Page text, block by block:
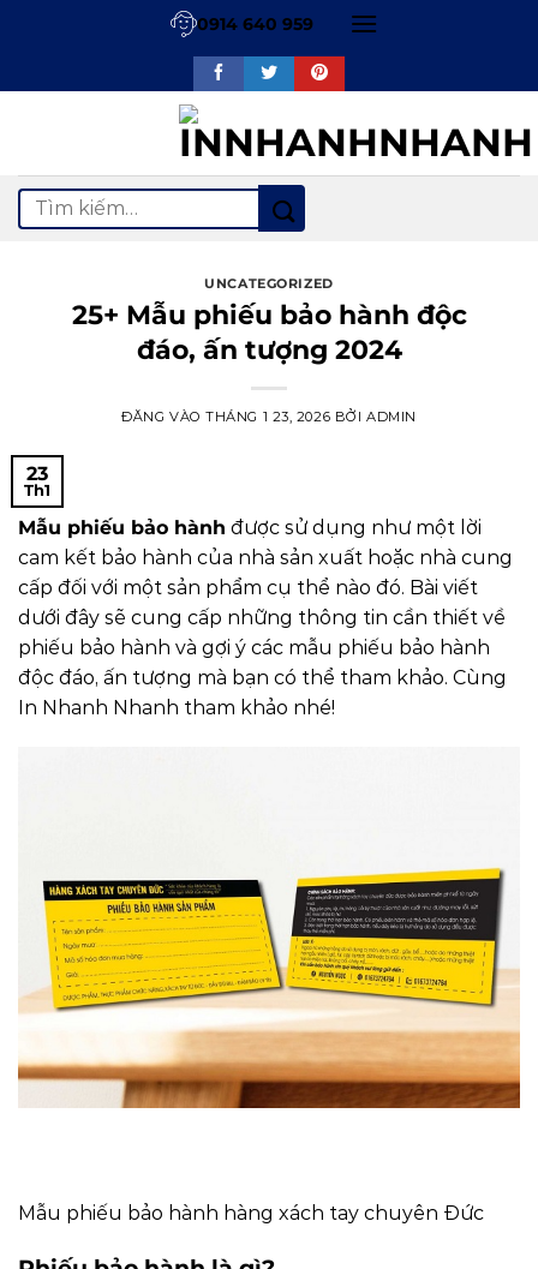
0914 640 959
Tìm
kiếm:
UNCATEGORIZED
25+ Mẫu phiếu bảo hành độc
đáo, ấn tượng 2024
ĐĂNG VÀOTHÁNG 1 23, 2026 BỞI ADMIN
23
Th1
Mẫu phiếu bảo hành được sử dụng như một lời
cam kết bảo hành của nhà sản xuất hoặc nhà cung
cấp đối với một sản phẩm cụ thể nào đó. Bài viết
dưới đây sẽ cung cấp những thông tin cần thiết về
phiếu bảo hành và gợi ý các mẫu phiếu bảo hành
độc đáo, ấn tượng mà bạn có thể tham khảo. Cùng
In Nhanh Nhanh tham khảo nhé!
Mẫu phiếu bảo hành hàng xách tay chuyên Đức